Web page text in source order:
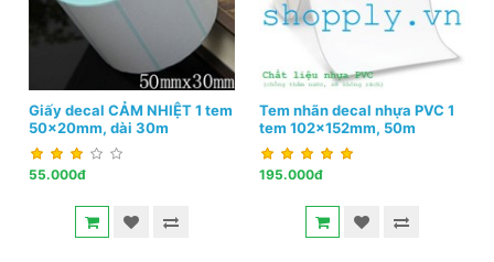
Giấy decal CẢM NHIỆT 1 tem
50x20mm, dài 30m
55.000đ
Tem nhãn decal nhựa PVC 1
tem 102x152mm, 50m
195.000đ